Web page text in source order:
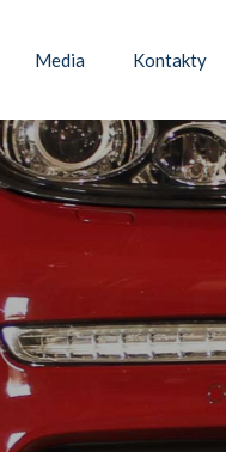
Media Kontakty